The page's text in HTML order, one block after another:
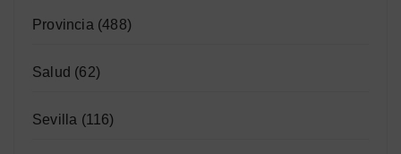
Provincia (488)
Salud (62)
Sevilla (116)